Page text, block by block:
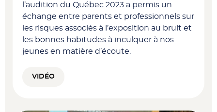
l’audition du Québec 2023 a permis un
échange entre parents et professionnels sur
les risques associés à l’exposition au bruit et
les bonnes habitudes à inculquer à nos
jeunes en matière d’écoute.
VIDÉO